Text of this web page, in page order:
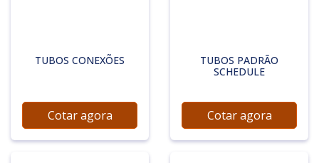
TUBOS CONEXÕES
Cotar agora
TUBOS PADRÃO
SCHEDULE
Cotar agora